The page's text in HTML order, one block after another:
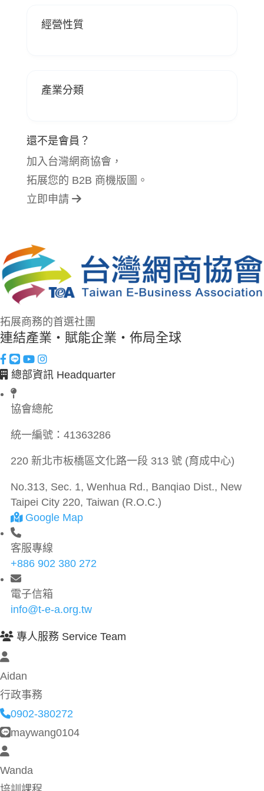
經營性質
產業分類
還不是會員？
加入台灣網商協會，
拓展您的 B2B 商機版圖。
立即申請
拓展商務的首選社團
連結產業・賦能企業・佈局全球
總部資訊 Headquarter
協會總舵
統一編號： 41363286
220 新北市板橋區文化路一段 313 號 (育成中心)
No.313, Sec. 1, Wenhua Rd., Banqiao Dist., New
Taipei City 220, Taiwan (R.O.C.)
Google Map
客服專線
+886 902 380 272
電子信箱
info@t-e-a.org.tw
專人服務 Service Team
Aidan
行政事務
0902-380272
maywang0104
Wanda